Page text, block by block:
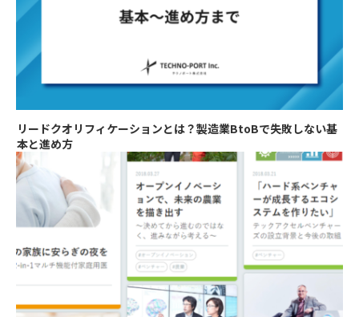
リードクオリフィケーションとは？製造業BtoBで失敗しない基
本と進め方